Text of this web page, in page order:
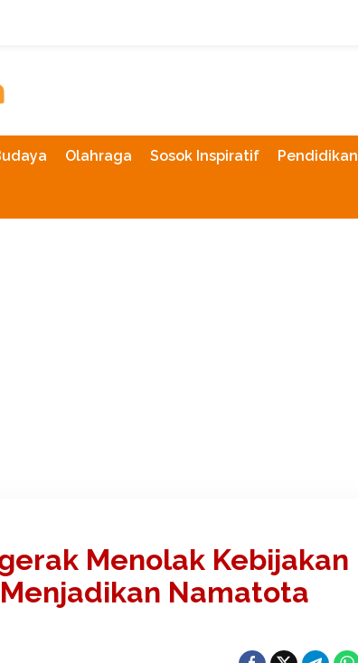
Olahraga Sosok Inspiratif Pendidikan
Menolak Kebijakan
Namatota